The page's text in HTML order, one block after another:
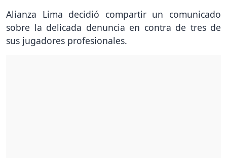
Alianza Lima decidió compartir un comunicado
sobre la delicada denuncia en contra de tres de
sus jugadores profesionales.